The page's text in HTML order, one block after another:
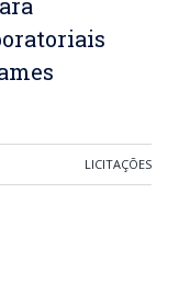
LICITAÇÕES